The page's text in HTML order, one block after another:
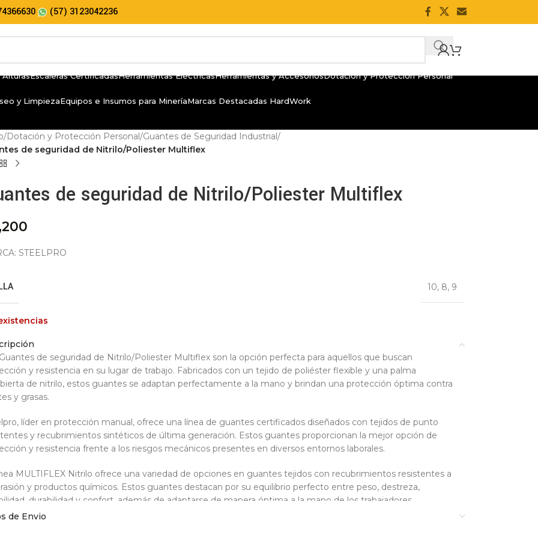
(57) 3123042236
Escaleras CertificadasHerramientas EléctricasHerramientas y AccesoriosDotación y Protección Personal
y LimpiezaEquipos e Insumos para MineríaMarcas Destacadas HardWork
/Dotación y Protección Personal/Guantes de Seguridad Industrial/
de seguridad de Nitrilo/Poliester Multiflex
de seguridad de Nitrilo/Poliester Multiflex
STEELPRO
10, 8, 9
de seguridad de Nitrilo/Poliester Multiflex son la opción perfecta para aquellos que buscan
y resistencia en su lugar de trabajo. Fabricados con un tejido de poliéster flexible y una palma
de nitrilo, estos guantes se adaptan perfectamente a la mano y brindan una protección óptima contra
y grasas.
líder en protección manual, ofrece una línea de guantes certificados diseñados con tejidos de punto
y recubrimientos sintéticos de última generación. Estos guantes proporcionan la mejor opción de
y resistencia frente a los riesgos mecánicos presentes en diversos entornos laborales.
MULTIFLEX Nitrilo ofrece una variedad de opciones en guantes tejidos con recubrimientos resistentes a
y productos químicos. Estos guantes destacan por su equilibrio perfecto entre peso, destreza,
durabilidad y confort, además de adaptarse de manera óptima a la mano de los trabajadores
de Envio